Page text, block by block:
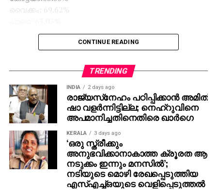
വൈക്കം: 69.62%
ഏറ്റുമാനൂര്‍: 65.22%
ഈരാറ്റുപേട്ട: 80.04%
ബ്ലോക്ക് പഞ്ചായത്തുകള്‍
ഏറ്റുമാനൂര്‍:66.23%
ഉഴവൂര്‍ :63.06%
ളാലം :63.26%
ഈരാറ്റുപേട്ട :66.34%
പാമ്പാടി : 66.26%
മാടപ്പള്ളി :62.36%
വാഴൂര്‍ :65.78%
കാഞ്ഞിരപ്പള്ളി: 64.68%
CONTINUE READING
TRENDING
INDIA 2 days ago
രാജ്യസ്‌നേഹം പഠിപ്പിക്കാന്‍ അമിത്
ഷാ വളര്‍ന്നിട്ടില്ല; നെഹ്‌റുവിനെ
അപമാനിച്ചതിനെതിരെ ഖാര്‍ഗെ
KERALA 3 days ago
‘ഒരു സ്ത്രീക്കും
അനുഭവിക്കാനാകാത്ത ക്രൂരത ആ
നടുക്കം ഇന്നും മനസില്‍’;
നടിയുടെ മൊഴി രേഖപ്പെടുത്തിയ
എസ്എച്ച്ഒയുടെ വെളിപ്പെടുത്തല്‍